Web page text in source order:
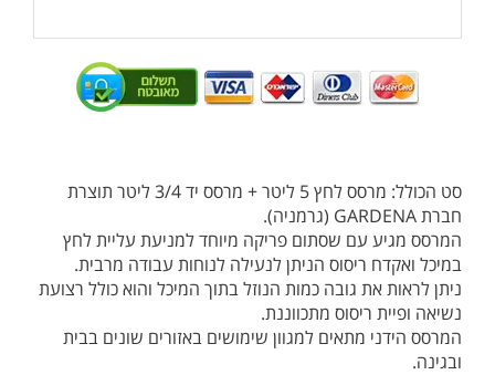
סט הכולל: מרסס לחץ 5 ליטר + מרסס יד 3/4 ליטר תוצרת
חברת GARDENA (גרמניה).
המרסס מגיע עם שסתום פריקה מיוחד למניעת עליית לחץ
במיכל ואקדח ריסוס הניתן לנעילה לנוחות עבודה מרבית.
ניתן לראות את גובה כמות הנוזל בתוך המיכל והוא כולל רצועת
נשיאה ופיית ריסוס מתכווננת.
המרסס הידני מתאים למגוון שימושים באזורים שונים בבית
ובגינה.